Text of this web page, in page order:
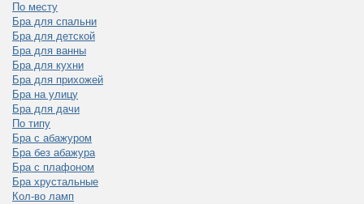
По месту
Бра для спальни
Бра для детской
Бра для ванны
Бра для кухни
Бра для прихожей
Бра на улицу
Бра для дачи
По типу
Бра с абажуром
Бра без абажура
Бра с плафоном
Бра хрустальные
Кол-во ламп